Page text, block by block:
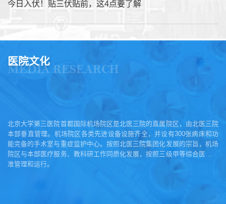
今日入伏！贴三伏贴前，这4点要了解
MEDIA RESEARCH
医院文化
北京大学第三医院首都国际机场院区是北医三院的直属院区，由北医三院
本部垂直管理。机场院区各类先进设备设施齐全，并设有300张病床和功
能完备的手术室与重症监护中心。按照北医三院集团化发展的宗旨，机场
院区与本部医疗服务、教科研工作同质化发展，按照三级甲等综合医院标
准管理和运行。